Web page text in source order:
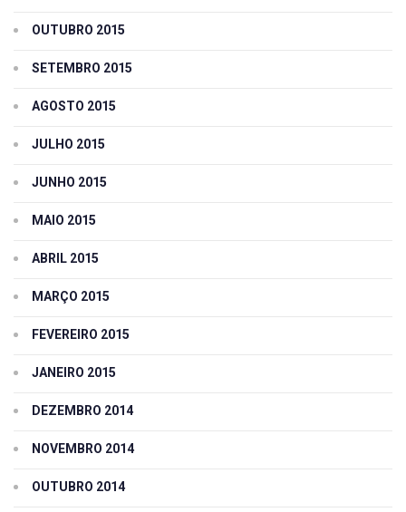
OUTUBRO 2015
SETEMBRO 2015
AGOSTO 2015
JULHO 2015
JUNHO 2015
MAIO 2015
ABRIL 2015
MARÇO 2015
FEVEREIRO 2015
JANEIRO 2015
DEZEMBRO 2014
NOVEMBRO 2014
OUTUBRO 2014